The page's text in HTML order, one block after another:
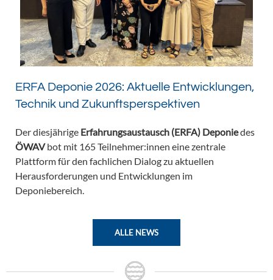
ERFA Deponie 2026: Aktuelle Entwicklungen,
Technik und Zukunftsperspektiven
Der diesjährige Erfahrungsaustausch (ERFA) Deponiedes
ÖWAVbot mit 165 Teilnehmer:innen eine zentrale
Plattform für den fachlichen Dialog zu aktuellen
Herausforderungen und Entwicklungen im
Deponiebereich.
ALLE NEWS